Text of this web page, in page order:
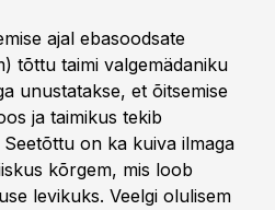
ajal ebasoodsate
tõttu taimi valgemädaniku
unustatakse, et õitsemise
ja taimikus tekib
on ka kuiva ilmaga
kõrgem, mis loob
levikuks. Veelgi olulisem